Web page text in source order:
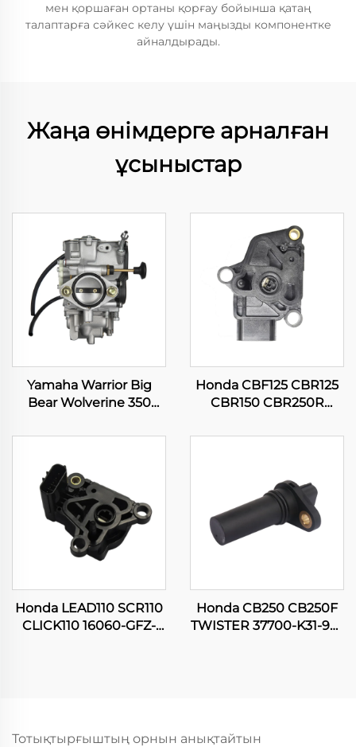
мен қоршаған ортаны қорғау бойынша қатаң
талаптарға сәйкес келу үшін маңызды компонентке
айналдырады.
Жаңа өнімдерге арналған
ұсыныстар
Yamaha Warrior Big
Bear Wolverine 350
YFM400 ATV Quad
Honda CBF125 CBR125
CBR150 CBR250R
Мотоциклдың
датчигі
Honda LEAD110 SCR110
CLICK110 16060-GFZ-
Honda CB250 CB250F
TWISTER 37700-K31-901
Тотықтырғыштың орнын анықтайтын